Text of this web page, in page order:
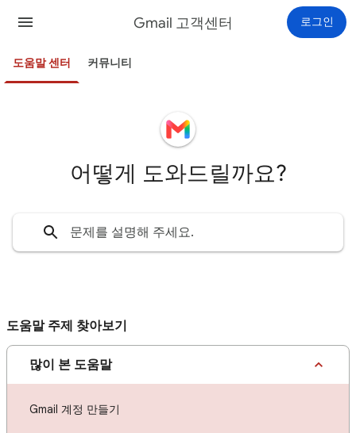
Gmail 고객센터 로그인
도움말 센터 커뮤니티
어떻게 도와드릴까요?
도움말 주제 찾아보기
많이 본 도움말
Gmail 계정 만들기